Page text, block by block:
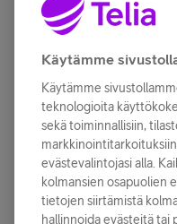
Käytämme
Käytämme
teknologioita
sekä toiminnallisiin,
evästevalintojasi alla.
kolmansien osapuolien
tietojen siirtämistä
hallinnoida evästeitä tai